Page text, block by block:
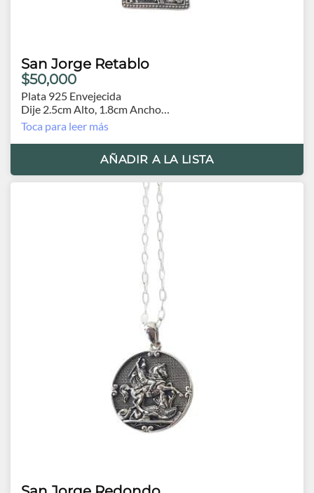
San Jorge Retablo
$50,000
Plata 925 Envejecida
Dije 2.5cm Alto, 1.8cm Ancho
Cadena 60cm
Toca para leer más
AÑADIR A LA LISTA